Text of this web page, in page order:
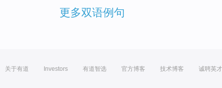
更多双语例句
关于有道 Investors 有道智选 官方博客 技术博客 诚聘英才